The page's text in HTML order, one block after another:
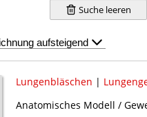
Suche leeren
Lungenbläschen |
Anatomisches Modell /